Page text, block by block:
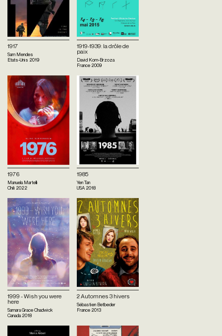
1917
Sam Mendes
Etats-Unis 2019
1919-1939: la drôle de
paix
David Kom-Brzoza
France 2009
1976
Manuela Martelli
Chili 2022
1985
Yen Tan
USA 2018
1999 - Wish you were
here
Samara Grace Chadwick
Canada 2018
2 Automnes 3 hivers
Sébastien Betbeder
France 2013